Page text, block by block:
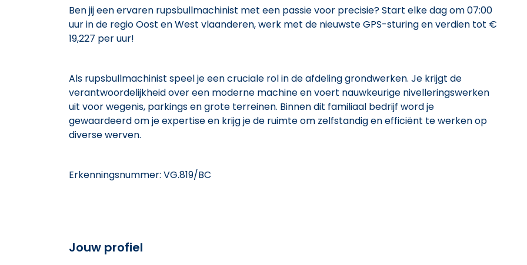
Ben jij een ervaren rupsbullmachinist met een passie voor precisie? Start elke dag om 07:00
uur in de regio Oost en West vlaanderen, werk met de nieuwste GPS-sturing en verdien tot €
19,227 per uur!
Als rupsbullmachinist speel je een cruciale rol in de afdeling grondwerken. Je krijgt de
verantwoordelijkheid over een moderne machine en voert nauwkeurige nivelleringswerken
uit voor wegenis, parkings en grote terreinen. Binnen dit familiaal bedrijf word je
gewaardeerd om je expertise en krijg je de ruimte om zelfstandig en efficiënt te werken op
diverse werven.
Erkenningsnummer: VG.819/BC
Jouw profiel